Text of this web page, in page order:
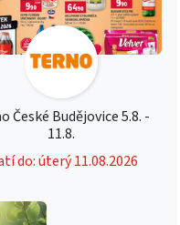
České Budějovice 5.8. -
11.8.
do: úterý 11.08.2026